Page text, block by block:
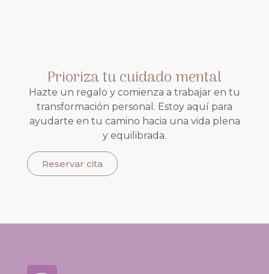
Prioriza tu cuidado mental
Hazte un regalo y comienza a trabajar en tu
transformación personal. Estoy aquí para
ayudarte en tu camino hacia una vida plena
y equilibrada.
Reservar cita